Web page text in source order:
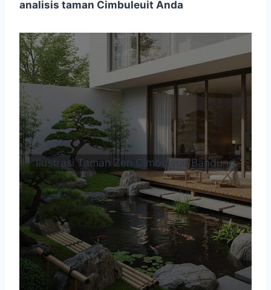
analisis taman Cimbuleuit Anda
Ilustrasi Taman Zen Cimbuleuit Bandung